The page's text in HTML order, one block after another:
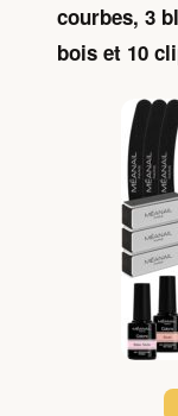
courbes, 3
bois et 10